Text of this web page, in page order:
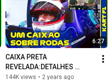
6:27
CAIXA PRETA
REVELADA:DETALHES
NUNCA CONTADOS DO
144K views • 2 years ago